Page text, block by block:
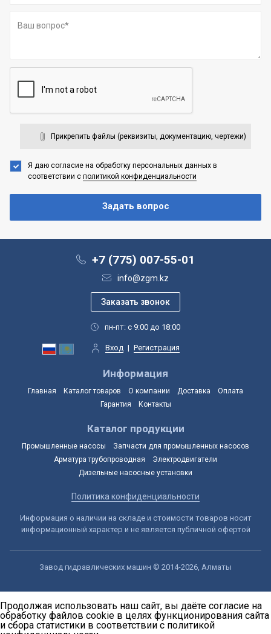
Прикрепить файлы (реквизиты, документацию, чертежи)
Я даю согласие на обработку персональных данных в
соответствии с политикой конфиденциальности
+7 (775) 007-55-01
info@zgm.kz
пн-пт: с 9:00 до 18:00
Вход | Регистрация
Информация
Главная Каталог товаров О компании Доставка
Оплата
Гарантия
Контакты
Каталог продукции
Промышленные насосы
Запчасти для промышленных насосов
Арматура трубопроводная
Электродвигатели
Дизельные насосные установки
Политика конфиденциальности
Информация о наличии на складе и стоимости товаров носит
информационный характер и не является публичной офертой
Завод гидравлических машин © 2014-2026, Алматы
Продолжая использовать наш сайт, вы даёте согласие на
обработку файлов cookie в целях функционирования сайта
и сбора статистики в соответствии с политикой